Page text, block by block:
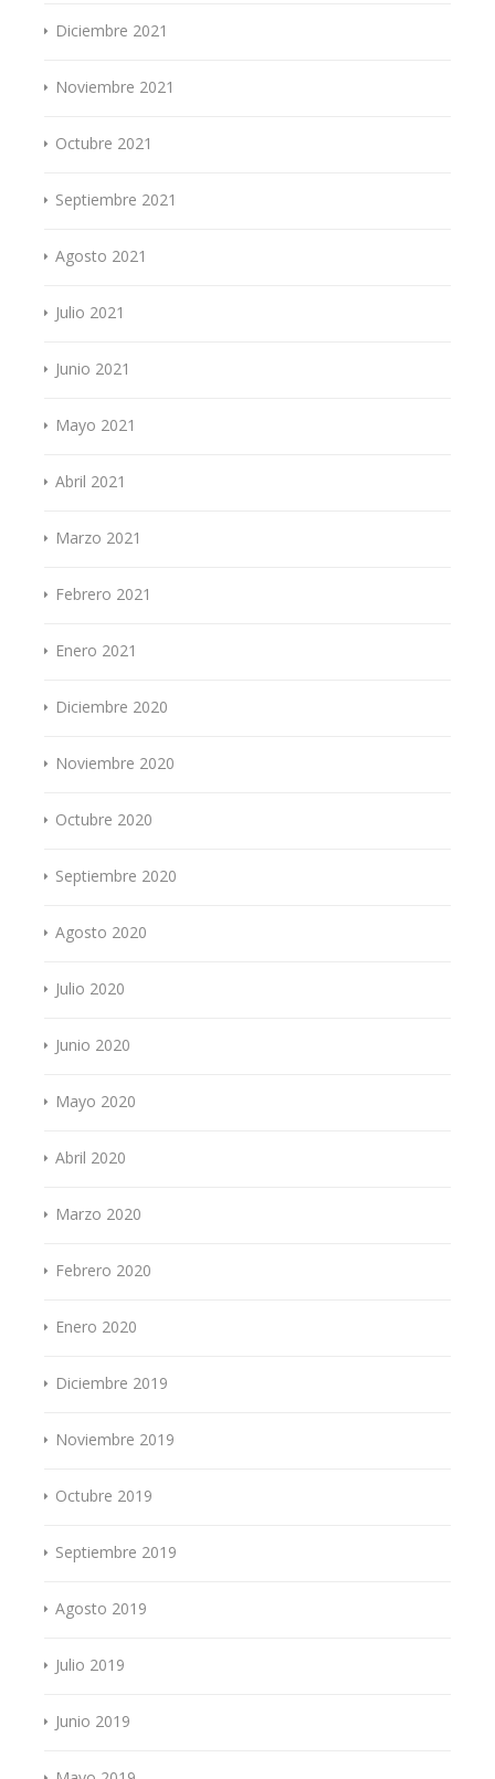
Diciembre 2021
Noviembre 2021
Octubre 2021
Septiembre 2021
Agosto 2021
Julio 2021
Junio 2021
Mayo 2021
Abril 2021
Marzo 2021
Febrero 2021
Enero 2021
Diciembre 2020
Noviembre 2020
Octubre 2020
Septiembre 2020
Agosto 2020
Julio 2020
Junio 2020
Mayo 2020
Abril 2020
Marzo 2020
Febrero 2020
Enero 2020
Diciembre 2019
Noviembre 2019
Octubre 2019
Septiembre 2019
Agosto 2019
Julio 2019
Junio 2019